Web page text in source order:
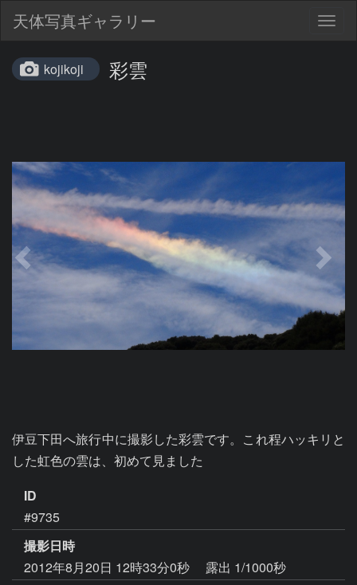
天体写真ギャラリー
kojikoji 彩雲
伊豆下田へ旅行中に撮影した彩雲です。これ程ハッキリと
した虹色の雲は、初めて見ました
ID
#9735
撮影日時
2012年8月20日 12時33分0秒
露出 1/1000秒